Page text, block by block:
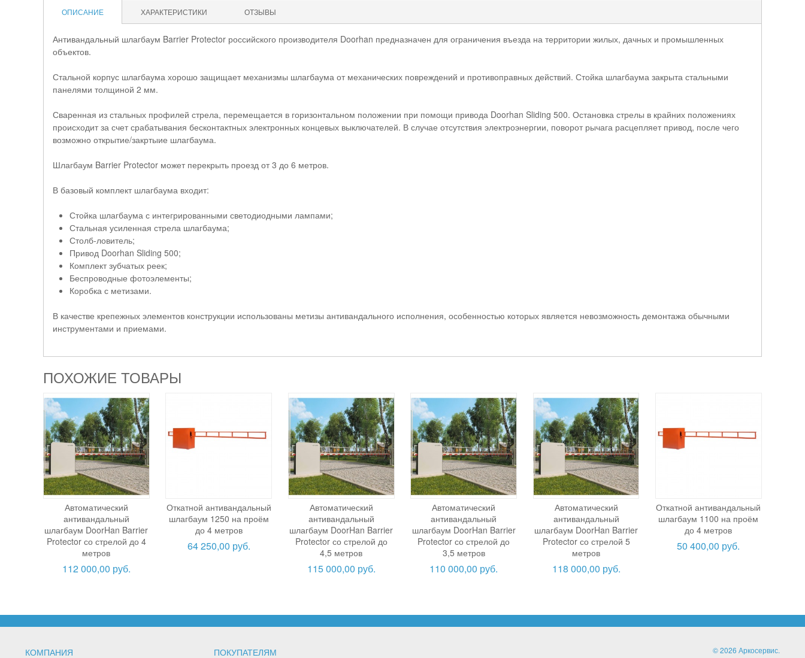
ОПИСАНИЕ ХАРАКТЕРИСТИКИ ОТЗЫВЫ
Антивандальный шлагбаум Barrier Protector российского производителя Doorhan предназначен для ограничения въезда на территории жилых, дачных и промышленных
объектов.
Стальной корпус шлагбаума хорошо защищает механизмы шлагбаума от механических повреждений и противоправных действий. Стойка шлагбаума закрыта стальными
панелями толщиной 2 мм.
Сваренная из стальных профилей стрела, перемещается в горизонтальном положении при помощи привода Doorhan Sliding 500. Остановка стрелы в крайних положениях
происходит за счет срабатывания бесконтактных электронных концевых выключателей. В случае отсутствия электроэнергии, поворот рычага расцепляет привод, после чего
возможно открытие/закртыие шлагбаума.
Шлагбаум Barrier Protector может перекрыть проезд от 3 до 6 метров.
В базовый комплект шлагбаума входит:
Стойка шлагбаума с интегрированными светодиодными лампами;
Стальная усиленная стрела шлагбаума;
Столб-ловитель;
Привод Doorhan Sliding 500;
Комплект зубчатых реек;
Беспроводные фотоэлементы;
Коробка с метизами.
В качестве крепежных элементов конструкции использованы метизы антивандального исполнения, особенностью которых является невозможность демонтажа обычными
инструментами и приемами.
ПОХОЖИЕ ТОВАРЫ
Автоматический
антивандальный
шлагбаум DoorHan Barrier
Protector со стрелой до 4
метров
112 000,00 руб.
Откатной антивандальный
шлагбаум 1250 на проём
до 4 метров
64 250,00 руб.
Автоматический
антивандальный
шлагбаум DoorHan Barrier
Protector со стрелой до
4,5 метров
115 000,00 руб.
Автоматический
антивандальный
шлагбаум DoorHan Barrier
Protector со стрелой до
3,5 метров
110 000,00 руб.
Автоматический
антивандальный
шлагбаум DoorHan Barrier
Protector со стрелой 5
метров
118 000,00 руб.
Откатной антивандальный
шлагбаум 1100 на проём
до 4 метров
50 400,00 руб.
КОМПАНИЯ ПОКУПАТЕЛЯМ © 2026 Аркосервис.